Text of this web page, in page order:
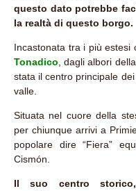
questo dato potrebbe
la realtà di questo borgo.
Incastonata tra i più estesi
Tonadico , dagli albori
stata il centro principale
valle.
Situata nel cuore della
per chiunque arrivi a
popolare dire “Fiera”
Cismón.
Il suo centro storico,